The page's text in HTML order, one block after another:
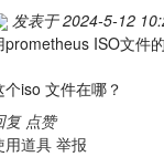
发表于 2024-5-12
prometheus ISO文件
个iso 文件在哪？
复 点赞
用道具 举报